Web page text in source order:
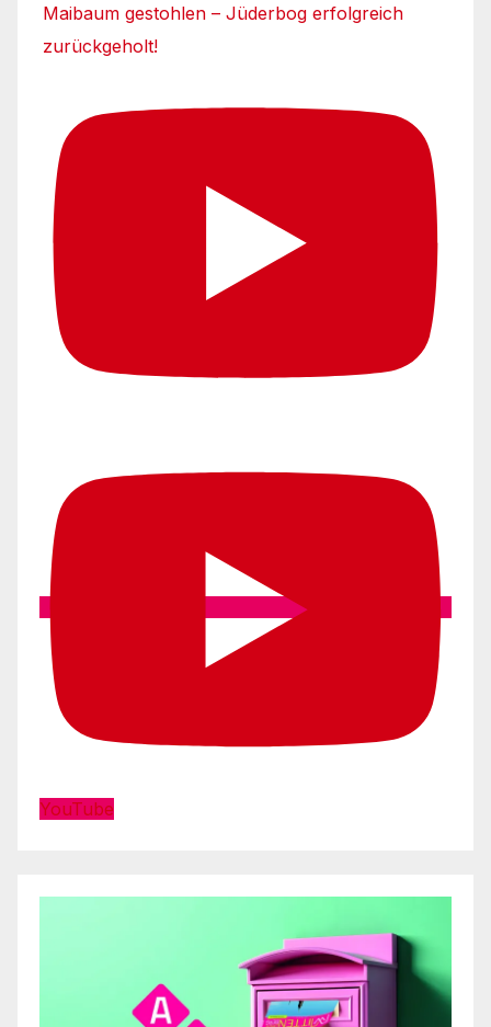
Maibaum gestohlen – Jüderbog erfolgreich
zurückgeholt!
YouTube